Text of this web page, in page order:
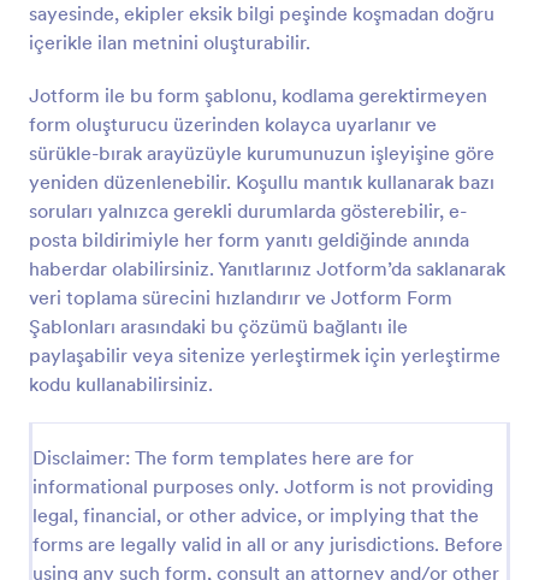
sayesinde, ekipler eksik bilgi peşinde koşmadan doğru
içerikle ilan metnini oluşturabilir.
Jotform ile bu form şablonu, kodlama gerektirmeyen
form oluşturucu üzerinden kolayca uyarlanır ve
sürükle-bırak arayüzüyle kurumunuzun işleyişine göre
yeniden düzenlenebilir. Koşullu mantık kullanarak bazı
soruları yalnızca gerekli durumlarda gösterebilir, e-
posta bildirimiyle her form yanıtı geldiğinde anında
haberdar olabilirsiniz. Yanıtlarınız Jotform’da saklanarak
veri toplama sürecini hızlandırır ve Jotform Form
Şablonları arasındaki bu çözümü bağlantı ile
paylaşabilir veya sitenize yerleştirmek için yerleştirme
kodu kullanabilirsiniz.
Disclaimer: The form templates here are for
informational purposes only. Jotform is not providing
legal, financial, or other advice, or implying that the
forms are legally valid in all or any jurisdictions. Before
using any such form, consult an attorney and/or other
Emlak Bilgi Formu
Emlakçı ve ev sahibi arasında ev satışını
Go to Category:
Emlak Formları
Şablon Kullan